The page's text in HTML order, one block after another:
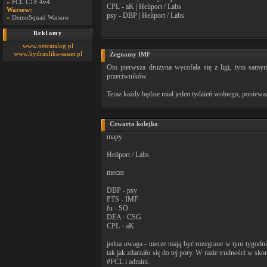
» FCL CTF 4v4
Warsow:
» DemoSquad Warsow
Reklamy
www.netcatalog.pl
www.hydraulika-sauer.pl
CPL - aK | Heliport / Labs
psy - DBP | Heliport / Labs
Żegnamy IMF
Oto pierwsza drużyna wycofała się z ligi, tym
przeciwników.
Teraz każdy będzie miał jeden tydzień wolnego,
Czwarta kolejka
mapy
Heliport / Labs
mecze
DBP - psy
PTS - IMF
fu - SO
DEA - CSG
CPL - aK
jedna uwaga - mecze mają być rozegrane w tym
tak jak zdarzało się do tej pory. W razie trudności w
#FCL i admini.